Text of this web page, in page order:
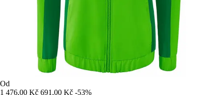
Od
1 476,00 Kč 691,00 Kč -53%